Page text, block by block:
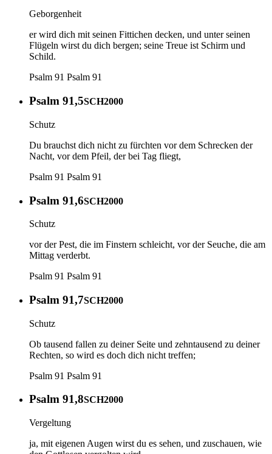
Geborgenheit
er wird dich mit seinen Fittichen decken, und unter seinen
Flügeln wirst du dich bergen; seine Treue ist Schirm und
Schild.
Psalm 91 Psalm 91
Psalm 91,5SCH2000
Schutz
Du brauchst dich nicht zu fürchten vor dem Schrecken der
Nacht, vor dem Pfeil, der bei Tag fliegt,
Psalm 91 Psalm 91
Psalm 91,6SCH2000
Schutz
vor der Pest, die im Finstern schleicht, vor der Seuche, die am
Mittag verderbt.
Psalm 91 Psalm 91
Psalm 91,7SCH2000
Schutz
Ob tausend fallen zu deiner Seite und zehntausend zu deiner
Rechten, so wird es doch dich nicht treffen;
Psalm 91 Psalm 91
Psalm 91,8SCH2000
Vergeltung
ja, mit eigenen Augen wirst du es sehen, und zuschauen, wie